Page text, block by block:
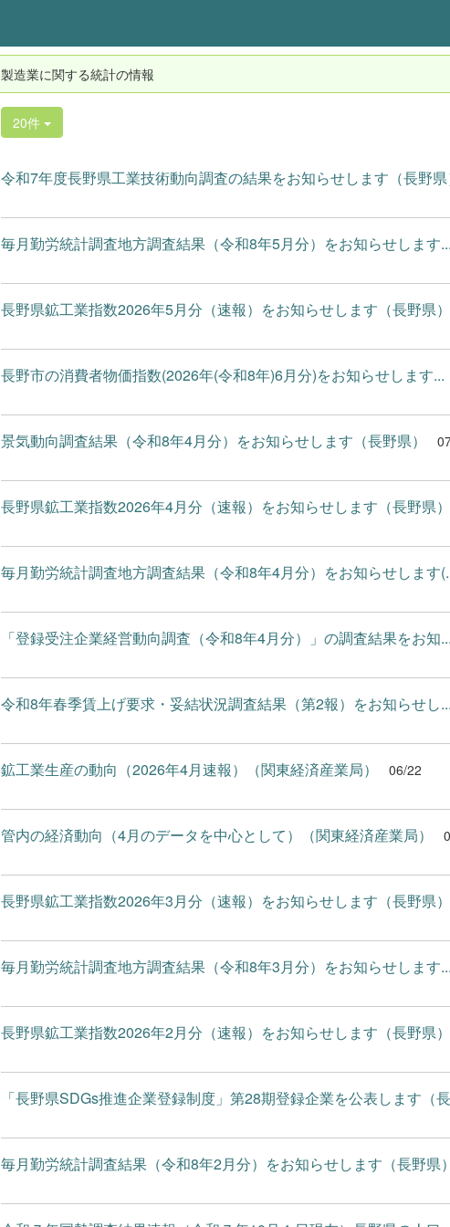
製造業に関する統計の情報
20件
令和7年度長野県工業技術動向調査の結果をお知らせします（長野県
毎月勤労統計調査地方調査結果（令和8年5月分）をお知らせします...
長野県鉱工業指数2026年5月分（速報）をお知らせします（長野県）
長野市の消費者物価指数(2026年(令和8年)6月分)をお知らせします...
景気動向調査結果（令和8年4月分）をお知らせします（長野県）
長野県鉱工業指数2026年4月分（速報）をお知らせします（長野県）
毎月勤労統計調査地方調査結果（令和8年4月分）をお知らせします
「登録受注企業経営動向調査（令和8年4月分）」の調査結果をお知...
令和8年春季賃上げ要求・妥結状況調査結果（第2報）をお知らせし...
鉱工業生産の動向（2026年4月速報）（関東経済産業局） 06/22
管内の経済動向（4月のデータを中心として）（関東経済産業局）
長野県鉱工業指数2026年3月分（速報）をお知らせします（長野県）
毎月勤労統計調査地方調査結果（令和8年3月分）をお知らせします...
長野県鉱工業指数2026年2月分（速報）をお知らせします（長野県）
「長野県SDGs推進企業登録制度」第28期登録企業を公表します（
毎月勤労統計調査結果（令和8年2月分）をお知らせします（長野県）